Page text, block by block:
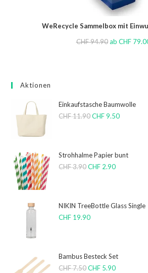
WeRecycle Sammelbox mit
CHF94.90 ab CHF
Aktionen
Einkaufstasche Baumwolle
CHF11.90 CHF9.50
Strohhalme Papier bunt
CHF3.90 CHF 2.90
NIKIN TreeBottle Glass Single
CHF 19.90
Bambus Besteck Set
CHF7.50 CHF 5.90